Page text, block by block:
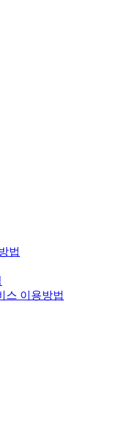
법
스 이용방법